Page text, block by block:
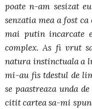
poate n-am sesizat
senzatia mea a fost
mai putin incarcate
complex. As fi vrut
natura instinctuala a
mi-au fis tdestul de
se paastreaza unda
citit cartea sa-mi